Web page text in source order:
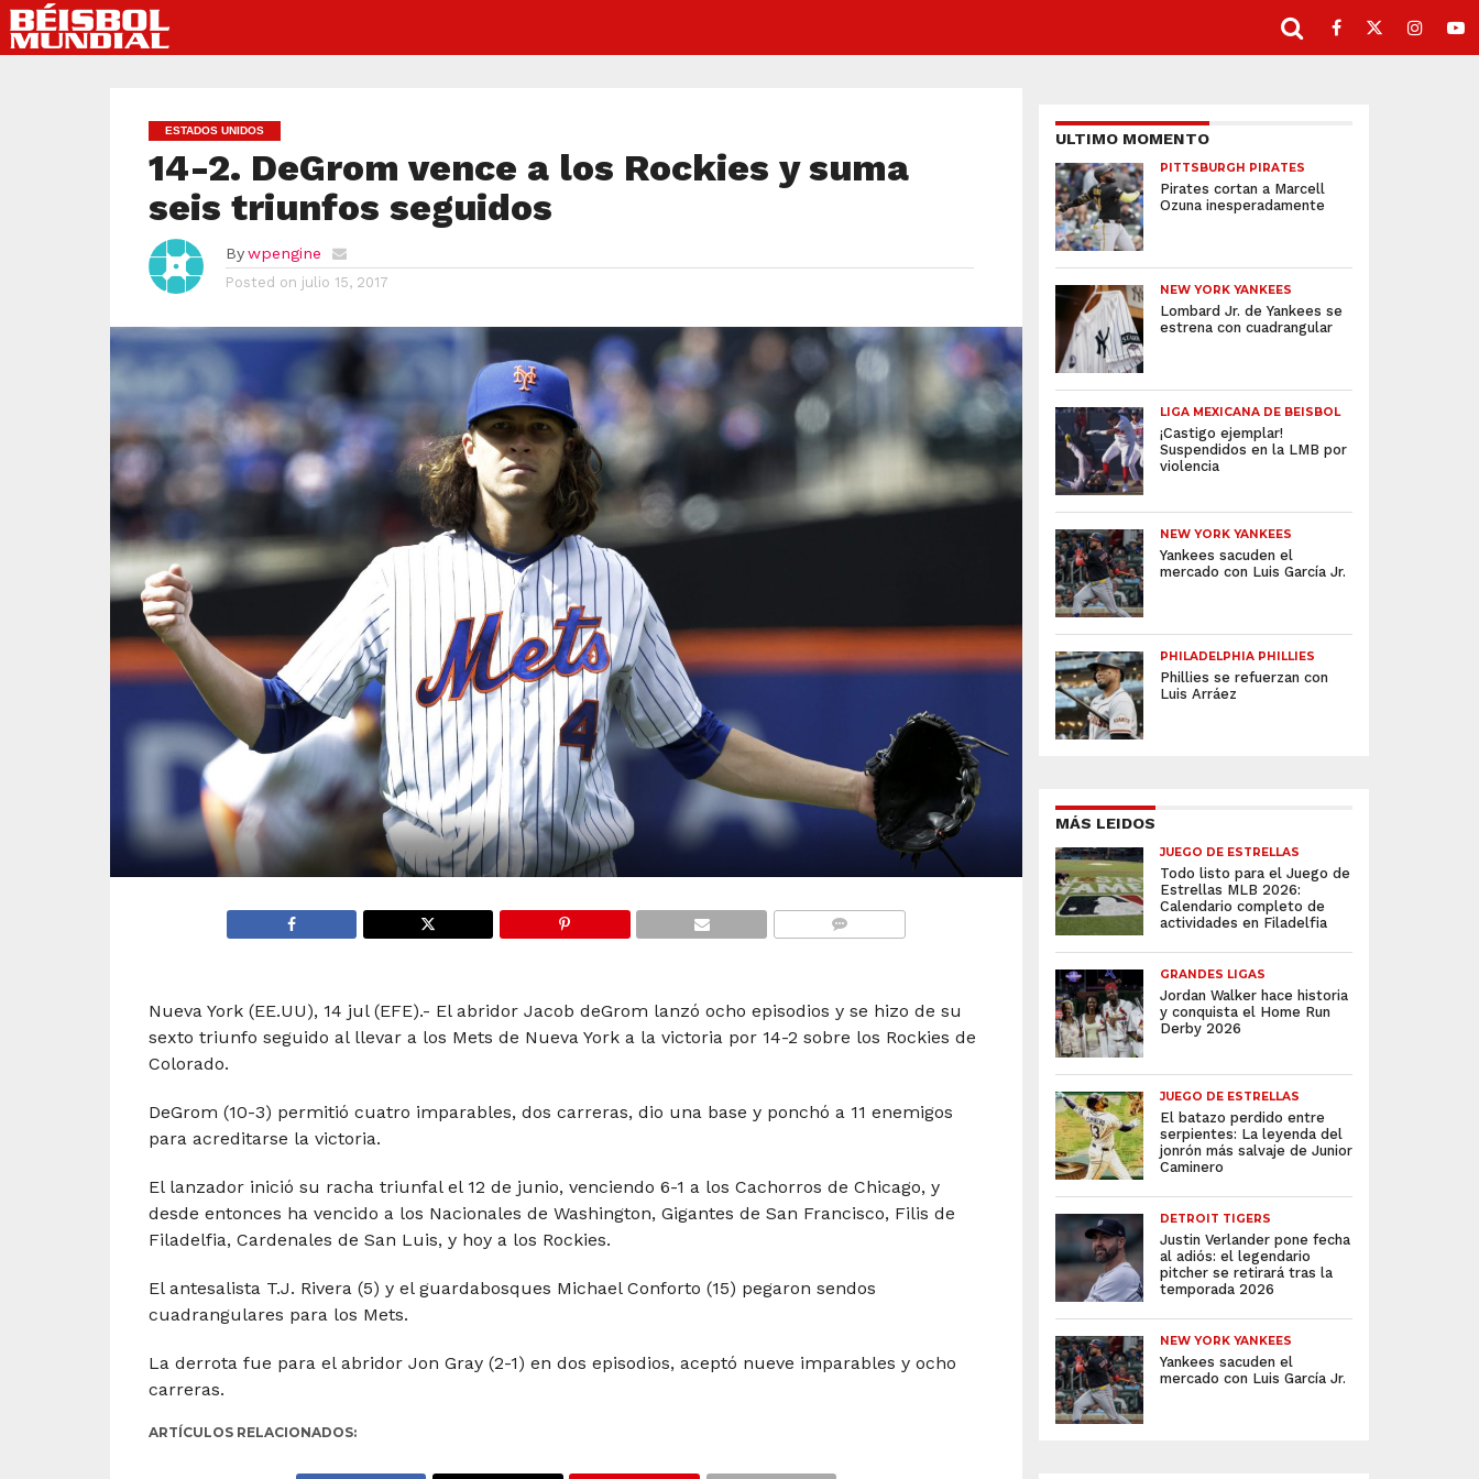
ESTADOS UNIDOS
14-2. DeGrom vence a los Rockies y suma
seis triunfos seguidos
By wpengine
Posted on julio 15, 2017
Nueva York (EE.UU), 14 jul (EFE).- El abridor Jacob deGrom lanzó ocho episodios y se hizo de su
sexto triunfo seguido al llevar a los Mets de Nueva York a la victoria por 14-2 sobre los Rockies de
Colorado.
DeGrom (10-3) permitió cuatro imparables, dos carreras, dio una base y ponchó a 11 enemigos
para acreditarse la victoria.
El lanzador inició su racha triunfal el 12 de junio, venciendo 6-1 a los Cachorros de Chicago, y
desde entonces ha vencido a los Nacionales de Washington, Gigantes de San Francisco, Filis de
Filadelfia, Cardenales de San Luis, y hoy a los Rockies.
El antesalista T.J. Rivera (5) y el guardabosques Michael Conforto (15) pegaron sendos
cuadrangulares para los Mets.
La derrota fue para el abridor Jon Gray (2-1) en dos episodios, aceptó nueve imparables y ocho
carreras.
ARTÍCULOS RELACIONADOS:
ULTIMO MOMENTO
PITTSBURGH PIRATES
Pirates cortan a Marcell
Ozuna inesperadamente
NEW YORK YANKEES
Lombard Jr. de Yankees se
estrena con cuadrangular
LIGA MEXICANA DE BEISBOL
¡Castigo ejemplar!
Suspendidos en la LMB por
violencia
NEW YORK YANKEES
Yankees sacuden el
mercado con Luis García Jr.
PHILADELPHIA PHILLIES
Phillies se refuerzan con
Luis Arráez
MÁS LEIDOS
JUEGO DE ESTRELLAS
Todo listo para el Juego de
Estrellas MLB 2026:
Calendario completo de
actividades en Filadelfia
GRANDES LIGAS
Jordan Walker hace historia
y conquista el Home Run
Derby 2026
JUEGO DE ESTRELLAS
El batazo perdido entre
serpientes: La leyenda del
jonrón más salvaje de Junior
Caminero
DETROIT TIGERS
Justin Verlander pone fecha
al adiós: el legendario
pitcher se retirará tras la
temporada 2026
NEW YORK YANKEES
Yankees sacuden el
mercado con Luis García Jr.